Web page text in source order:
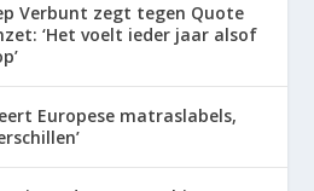
Verbunt zegt tegen Quote
‘Het voelt ieder jaar alsof
Europese matraslabels,